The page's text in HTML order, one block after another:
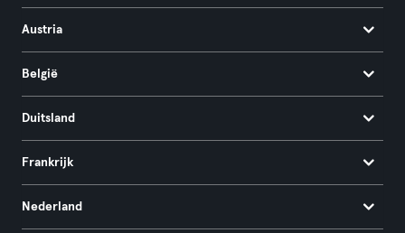
Austria
België
Duitsland
Frankrijk
Nederland